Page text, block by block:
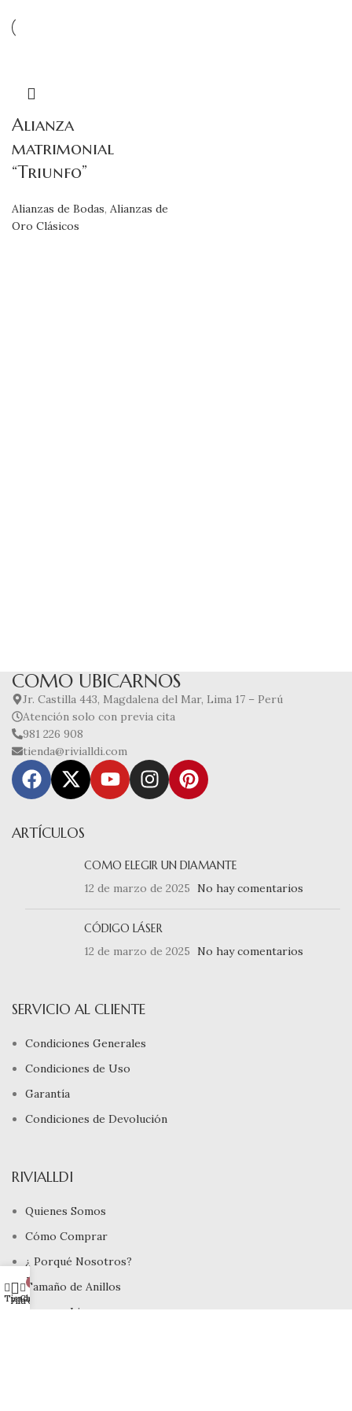
Alianza
matrimonial
“Triunfo”
Alianzas de Bodas, Alianzas de
Oro Clásicos
COMO UBICARNOS
Jr. Castilla 443, Magdalena del Mar, Lima 17 – Perú
Atención solo con previa cita
981 226 908
tienda@rivialldi.com
ARTÍCULOS
COMO ELEGIR UN DIAMANTE
12 de marzo de 2025
No hay comentarios
CÓDIGO LÁSER
12 de marzo de 2025
No hay comentarios
SERVICIO AL CLIENTE
Condiciones Generales
Condiciones de Uso
Garantía
Condiciones de Devolución
RIVIALLDI
Quienes Somos
Cómo Comprar
¿ Porqué Nosotros?
Tamaño de Anillos
Joyeros Lima
Tienda
Filtros
0
Carrito
Mi cuenta